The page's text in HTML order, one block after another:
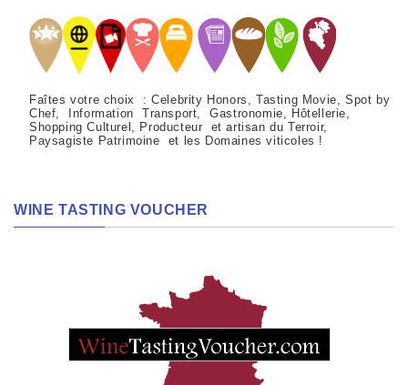
Faîtes votre choix : Celebrity Honors, Tasting Movie, Spot by
Chef, Information Transport, Gastronomie, Hôtellerie,
Shopping Culturel, Producteur et artisan du Terroir,
Paysagiste Patrimoine et les Domaines viticoles !
WINE TASTING VOUCHER